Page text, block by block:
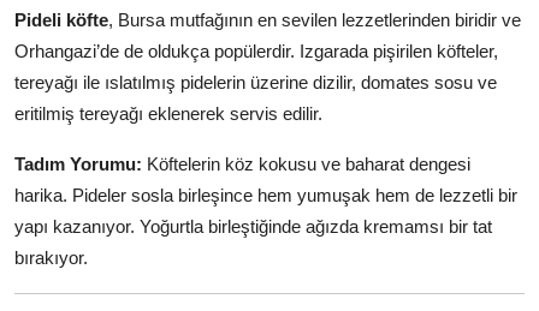
Pideli köfte, Bursa mutfağının en sevilen lezzetlerinden biridir ve
Orhangazi’de de oldukça popülerdir. Izgarada pişirilen köfteler,
tereyağı ile ıslatılmış pidelerin üzerine dizilir, domates sosu ve
eritilmiş tereyağı eklenerek servis edilir.
Tadım Yorumu: Köftelerin köz kokusu ve baharat dengesi
harika. Pideler sosla birleşince hem yumuşak hem de lezzetli bir
yapı kazanıyor. Yoğurtla birleştiğinde ağızda kremamsı bir tat
bırakıyor.